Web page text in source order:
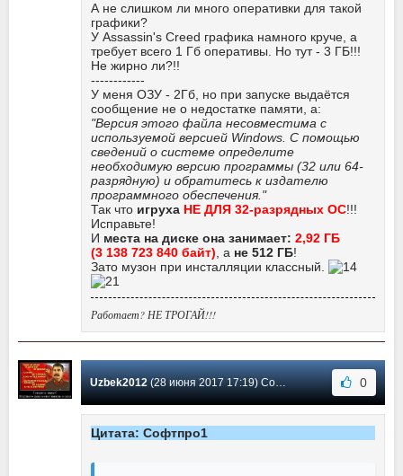
А не слишком ли много оперативки для такой
графики?
У Assassin's Creed графика намного круче, а
требует всего 1 Гб оперативы. Но тут - 3 ГБ!!!
Не жирно ли?!!
------------
У меня ОЗУ - 2Гб, но при запуске выдаётся
сообщение не о недостатке памяти, а:
"Версия этого файла несовместима с
используемой версией Windows. С помощью
сведений о системе определите
необходимую версию программы (32 или 64-
разрядную) и обратитесь к издателю
программного обеспечения."
Так что игруха НЕ ДЛЯ 32-разрядных ОС!!!
Исправьте!
И места на диске она занимает: 2,92 ГБ
(3 138 723 840 байт), а не 512 ГБ!
Зато музон при инсталляции классный.
Работает? НЕ ТРОГАЙ!!!
Uzbek2012(28 июня 2017 17:19) Сообщение #5 0
Цитата: Софтпро1